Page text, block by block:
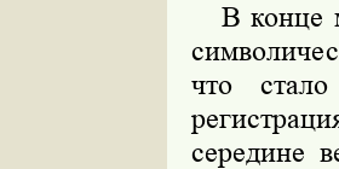
В конце
что
середине